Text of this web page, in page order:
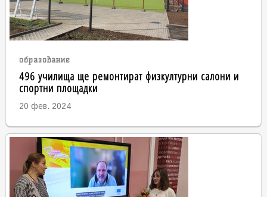
образование
496 училища ще ремонтират физкултурни салони и
спортни площадки
20 фев. 2024